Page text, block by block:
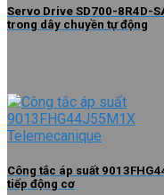
Servo Drive SD700-8R4D-
trong dây chuyền tự động
Công tắc áp suất
tiếp động cơ